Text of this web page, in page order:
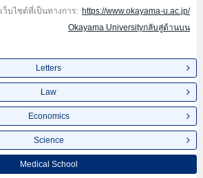
เว็บไซต์ที่เป็นทางการ: https://www.okayama-u.ac.jp/
Okayama Universityกลับสู่ด้านบน
Letters
Law
Economics
Science
Medical School